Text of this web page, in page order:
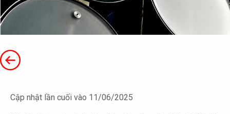
Cập nhật lần cuối vào 11/06/2025